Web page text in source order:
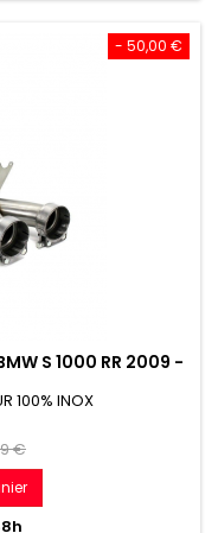
- 50,00 €
S 1000 RR 2009 -
100% INOX
€